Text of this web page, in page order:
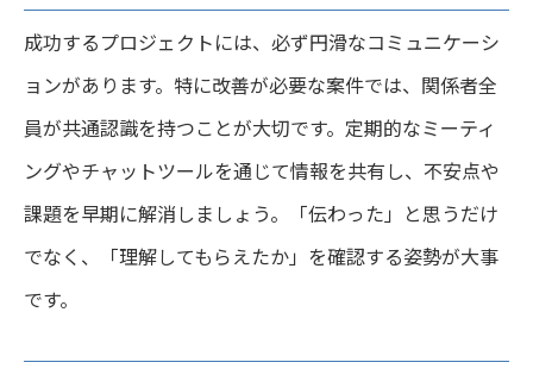
成功するプロジェクトには、必ず円滑なコミュニケーシ
ョンがあります。特に改善が必要な案件では、関係者全
員が共通認識を持つことが大切です。定期的なミーティ
ングやチャットツールを通じて情報を共有し、不安点や
課題を早期に解消しましょう。「伝わった」と思うだけ
でなく、「理解してもらえたか」を確認する姿勢が大事
です。